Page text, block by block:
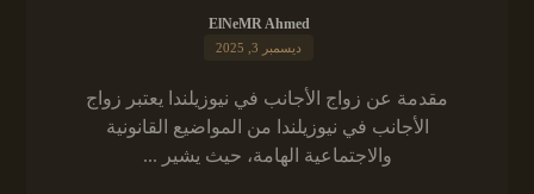
ElNeMR Ahmed
ديسمبر 3, 2025
مقدمة عن زواج الأجانب في نيوزيلندا يعتبر زواج
الأجانب في نيوزيلندا من المواضيع القانونية
والاجتماعية الهامة، حيث يشير ...